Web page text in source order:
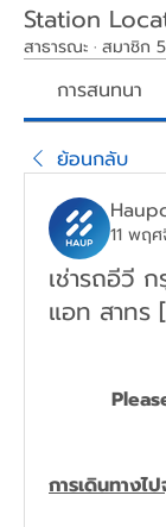
Station
สาธารณะ · สมาชิก
การสนทนา
ย้อนกลับ
11 พฤ
เช่ารถอีวี
แอท สาทร
การเดินทางไ